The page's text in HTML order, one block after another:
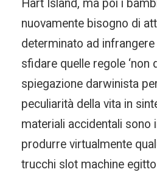
Hart Island, ma poi i
nuovamente bisogno di
determinato ad
sfidare quelle regole ‘non
spiegazione darwinista
peculiarità della vita in
materiali accidentali sono
produrre virtualmente
trucchi slot machine